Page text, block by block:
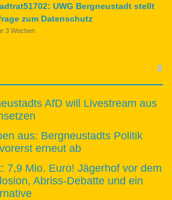
UWG Bergneustadt stellt
zum Datenschutz
3 Wochen
AfD will Livestream aus
aus: Bergneustadts Politik
erneut ab
7,9 Mio. Euro! Jägerhof vor dem
Abriss-Debatte und ein